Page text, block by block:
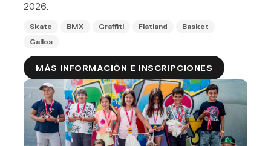
2026.
Skate BMX Graffiti Flatland
Basket
Gallos
MÁS INFORMACIÓN E INSCRIPCIONES